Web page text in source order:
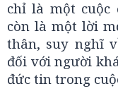
chỉ là một cuộc
còn là một lời
thân, suy nghĩ
đối với người
đức tin trong